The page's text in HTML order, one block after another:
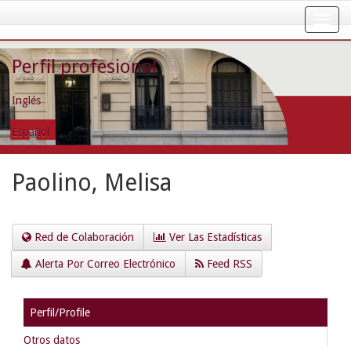
navigation
Perfil profesional
Inglés
Español
Paolino, Melisa
Red de Colaboración Ver Las Estadísticas
Alerta Por Correo Electrónico Feed RSS
Perfil/Profile
Otros datos